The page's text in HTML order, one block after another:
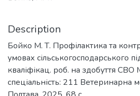
Description
Бойко М. Т. Профілактика та
умовах сільськогосподарського
кваліфікац. роб. на здобуття СВО
спеціальність: 211